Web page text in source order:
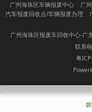
广州海珠区车辆报废中心 广
汽车报废回收点/车辆报废办理
广州海珠区报废车回收中心-广
联系
粤